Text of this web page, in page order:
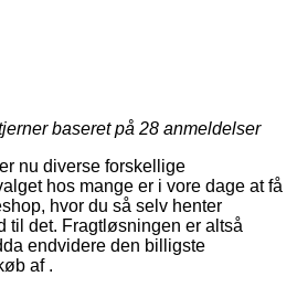
baseret på 28 anmeldelser
nu diverse forskellige
hos mange er i vore dage at få
hvor du så selv henter
til det. Fragtløsningen er altså
endvidere den billigste
af .